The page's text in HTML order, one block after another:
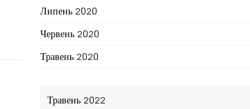
Липень 2020
Червень 2020
Травень 2020
Травень 2022